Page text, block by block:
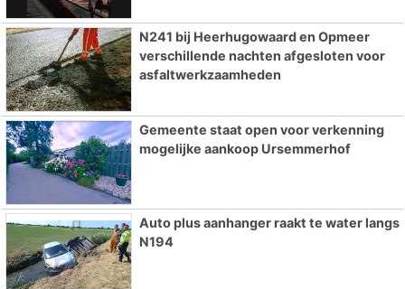
N241 bij Heerhugowaard en Opmeer
verschillende nachten afgesloten voor
asfaltwerkzaamheden
Gemeente staat open voor verkenning
mogelijke aankoop Ursemmerhof
Auto plus aanhanger raakt te water langs
N194